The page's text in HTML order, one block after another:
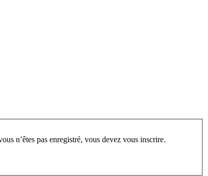
au préalable. Merci d’indiquer ci-dessous l’identifiant personnel qui vous a été fourni. Si vous n’êtes pas enregistré, vous devez vous inscrire.